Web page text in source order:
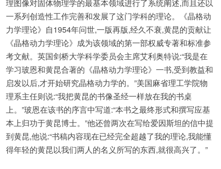
理图像对固体物理学的最基本领域进行了系统阐述,而且还以
一系列创造性工作完善和发展了这门学科的理论。《晶格动
力学理论》自1954年问世,一版再版,经久不衰,黄昆的贡献让
《晶格动力学理论》成为该领域的第一部权威专著和标准参
考文献。英国剑桥大学科学委员会主席艾利奥特说:“我是在
学习玻恩和黄昆合著的《晶格动力学理论》一书,受到教益和
启发以后,才开始研究晶格动力学的。”美国麻省理工学院物
理系主任则说:“我把黄昆的书像圣经一样放在我的书桌
上。”玻恩在该书的序言中写道:“本书之最终形式和撰写应基
本上归功于黄昆博士。”他还曾两次在写给爱因斯坦的信中提
到黄昆,他说:“书稿内容现在已经完全超越了我的理论,我能懂
得年轻的黄昆以我们两人的名义所写的东西,就很高兴了。”